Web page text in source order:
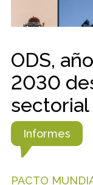
ODS,
2030
sectorial
Informes
PACTO